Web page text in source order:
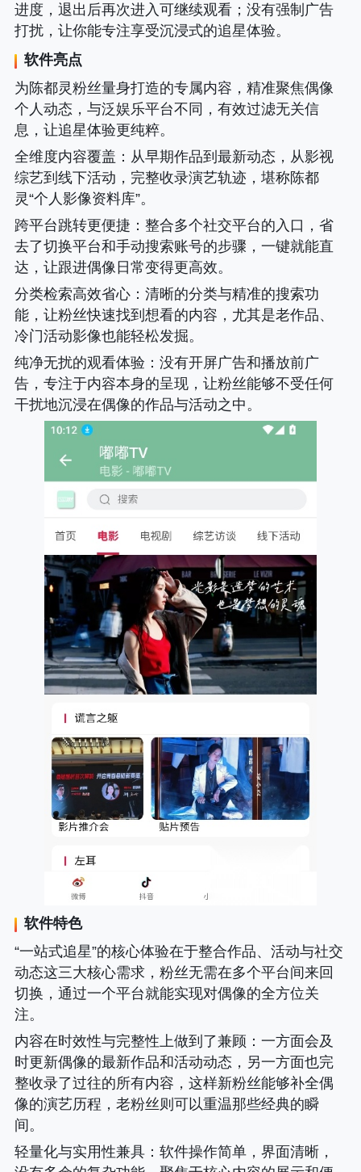
进度，退出后再次进入可继续观看；没有强制广告
打扰，让你能专注享受沉浸式的追星体验。
软件亮点
为陈都灵粉丝量身打造的专属内容，精准聚焦偶像
个人动态，与泛娱乐平台不同，有效过滤无关信
息，让追星体验更纯粹。
全维度内容覆盖 ：从早期作品到最新动态，从影视
综艺到线下活动，完整收录演艺轨迹，堪称陈都
灵“个人影像资料库”。
跨平台跳转更便捷 ：整合多个社交平台的入口，省
去了切换平台和手动搜索账号的步骤，一键就能直
达，让跟进偶像日常变得更高效。
分类检索高效省心：清晰的分类与精准的搜索功
能，让粉丝快速找到想看的内容，尤其是老作品、
冷门活动影像也能轻松发掘。
纯净无扰的观看体验 ：没有开屏广告和播放前广
告，专注于内容本身的呈现，让粉丝能够不受任何
干扰地沉浸在偶像的作品与活动之中。
软件特色
“一站式追星”的核心体验在于整合作品、活动与社交
动态这三大核心需求，粉丝无需在多个平台间来回
切换，通过一个平台就能实现对偶像的全方位关
注。
内容在时效性与完整性上做到了兼顾 ：一方面会及
时更新偶像的最新作品和活动动态，另一方面也完
整收录了过往的所有内容，这样新粉丝能够补全偶
像的演艺历程，老粉丝则可以重温那些经典的瞬
间。
轻量化与实用性兼具：软件操作简单，界面清晰，